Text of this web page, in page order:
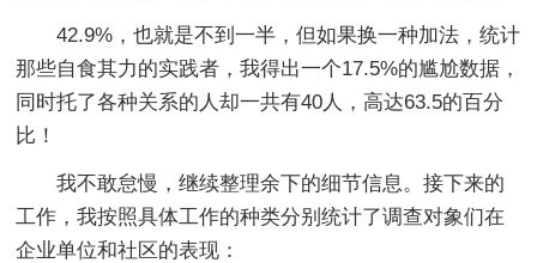
42.9%，也就是不到一半，但如果换一种加法，统计
那些自食其力的实践者，我得出一个17.5%的尴尬数据，
同时托了各种关系的人却一共有40人，高达63.5的百分
比！
我不敢怠慢，继续整理余下的细节信息。接下来的
工作，我按照具体工作的种类分别统计了调查对象们在
企业单位和社区的表现：